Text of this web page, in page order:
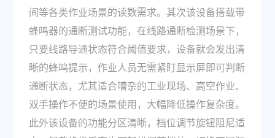
间等各类作业场景的读数需求。其次该设备搭载带
蜂鸣器的通断测试功能，在线路通断检测场景下，
只要线路导通状态符合阈值要求，设备就会发出清
晰的蜂鸣提示，作业人员无需紧盯显示屏即可判断
通断状态，尤其适合嘈杂的工业现场、高空作业、
双手操作不便的场景使用，大幅降低操作复杂度。
此外该设备的功能分区清晰，档位调节旋钮阻尼适